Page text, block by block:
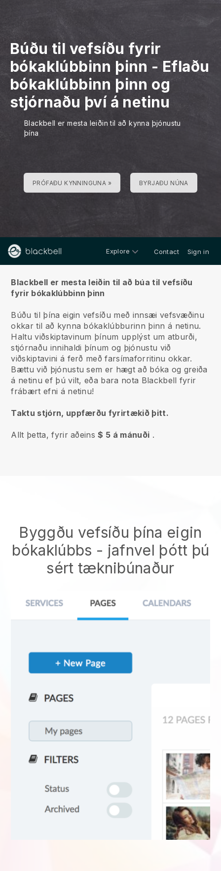
Búðu til vefsíðu fyrir
bókaklúbbinn þinn -Eflaðu
bókaklúbbinn þinn og
stjórnaðu því á netinu
Blackbell er mesta leiðin til að kynna þjónustu
þína
PRÓFAÐU KYNNINGUNA » BYRJAÐU NÚNA
Explore Contact Sign in
Blackbell er mesta leiðin til að búa til vefsíðu
fyrir bókaklúbbinn þinn
Búðu til þína eigin vefsíðu með innsæi vefsvæðinu
okkar til að kynna bókaklúbburinn þinn á netinu.
Haltu viðskiptavinum þínum upplýst um atburði,
stjórnaðu innihaldi þínum og þjónustu við
viðskiptavini á ferð með farsímaforritinu okkar.
Bættu við þjónustu sem er hægt að bóka og greiða
á netinu ef þú vilt, eða bara nota Blackbell fyrir
frábært efni á netinu!
Taktu stjórn, uppfærðu fyrirtækið þitt.
Allt þetta, fyrir aðeins$ 5 á mánuði .
Byggðu vefsíðu þína eigin
bókaklúbbs - jafnvel þótt þú
sért tæknibúnaður